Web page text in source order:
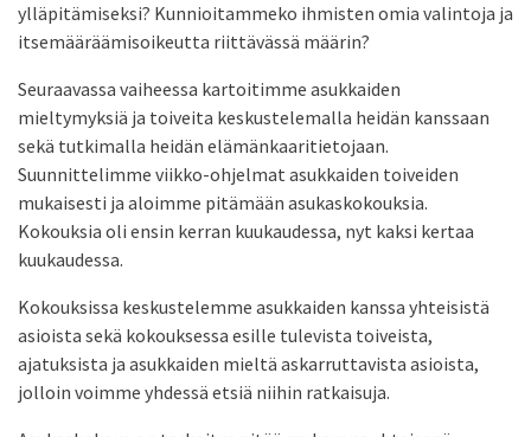
ylläpitämiseksi? Kunnioitammeko ihmisten omia valintoja ja
itsemääräämisoikeutta riittävässä määrin?
Seuraavassa vaiheessa kartoitimme asukkaiden
mieltymyksiä ja toiveita keskustelemalla heidän kanssaan
sekä tutkimalla heidän elämänkaaritietojaan.
Suunnittelimme viikko-ohjelmat asukkaiden toiveiden
mukaisesti ja aloimme pitämään asukaskokouksia.
Kokouksia oli ensin kerran kuukaudessa, nyt kaksi kertaa
kuukaudessa.
Kokouksissa keskustelemme asukkaiden kanssa yhteisistä
asioista sekä kokouksessa esille tulevista toiveista,
ajatuksista ja asukkaiden mieltä askarruttavista asioista,
jolloin voimme yhdessä etsiä niihin ratkaisuja.